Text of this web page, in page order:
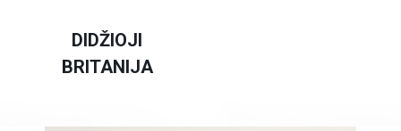
Vilkikų stovėjimo aikštelės
DIDŽIOJI
BRITANIJA